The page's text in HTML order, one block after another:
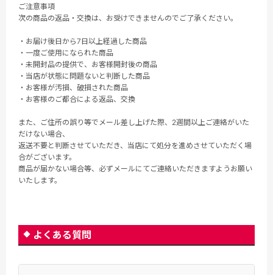
ご注意事項
次の商品の返品・交換は、お受けできませんのでご了承ください。
・お届け後日から7日以上経過した商品
・一度ご使用になられた商品
・未開封品の提供で、お客様開封後の商品
・当店が状態に問題ないと判断した商品
・お客様が汚損、破損された商品
・お客様のご都合による返品、交換
また、ご住所の誤り等でメール差し上げた際、2週間以上ご連絡がいた
だけない場合、
返送不要と判断させていただき、当店にて処分を進めさせていただく場
合がございます。
商品が届かない場合等、必ずメールにてご連絡いただきますようお願い
いたします。
よくある質問